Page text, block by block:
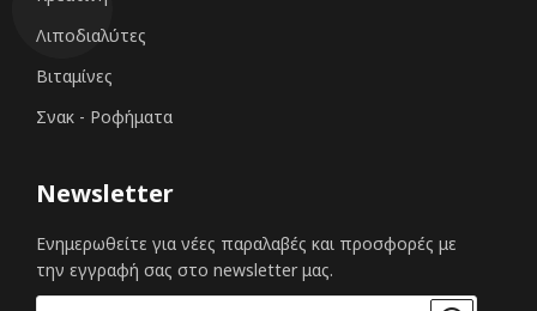
Λιποδιαλύτες
Βιταμίνες
Σνακ - Ροφήματα
Newsletter
Ενημερωθείτε για νέες παραλαβές και προσφορές με
την εγγραφή σας στο newsletter μας.